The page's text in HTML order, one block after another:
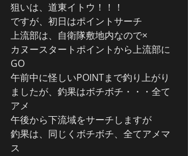
狙いは、道東イトウ！！！
ですが、初日はポイントサーチ
上流部は、自衛隊敷地内なので×
カヌースタートポイントから上流部に
GO
午前中に怪しいPOINTまで釣り上がり
ましたが、釣果はボチボチ・・・全て
アメ
午後から下流域をサーチしますが
釣果は、同じくボチボチ、全てアメマ
ス